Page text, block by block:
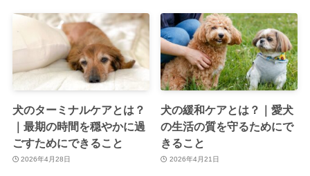
犬のターミナルケアとは？
｜最期の時間を穏やかに過
ごすためにできること
2026年4月28日
犬の緩和ケアとは？｜愛犬
の生活の質を守るためにで
きること
2026年4月21日